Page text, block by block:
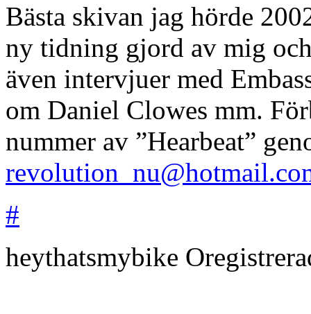
Bästa skivan jag hörde
ny tidning gjord av mig
även intervjuer med
om Daniel Clowes mm.
nummer av ”Hearbeat”
#
heythatsmybike